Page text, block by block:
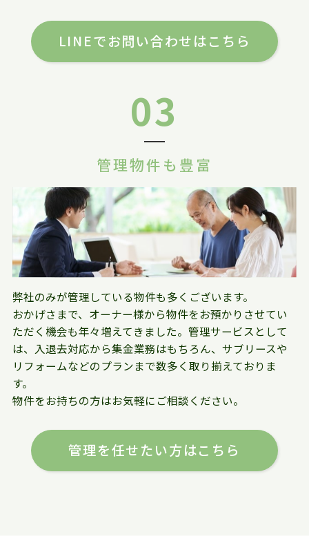
LINEでお問い合わせはこちら
03
管理物件も豊富
弊社のみが管理している物件も多くございます。
おかげさまで、オーナー様から物件をお預かりさせてい
ただく機会も年々増えてきました。管理サービスとして
は、入退去対応から集金業務はもちろん、サブリースや
リフォームなどのプランまで数多く取り揃えておりま
す。
物件をお持ちの方はお気軽にご相談ください。
管理を任せたい方はこちら